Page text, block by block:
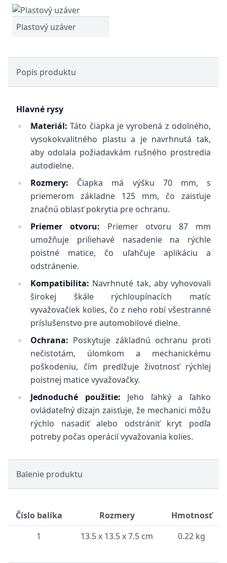
Plastový uzáver
Popis produktu
Hlavné rysy
Materiál: Táto čiapka je vyrobená z odolného,
vysokokvalitného plastu a je navrhnutá tak,
aby odolala požiadavkám rušného prostredia
autodielne.
Rozmery: Čiapka má výšku 70 mm, s
priemerom základne 125 mm, čo zaisťuje
značnú oblasť pokrytia pre ochranu.
Priemer otvoru: Priemer otvoru 87 mm
umožňuje priliehavé nasadenie na rýchle
poistné matice, čo uľahčuje aplikáciu a
odstránenie.
Kompatibilita: Navrhnuté tak, aby vyhovovali
širokej škále rýchloupínacích matíc
vyvažovačiek kolies, čo z neho robí všestranné
príslušenstvo pre automobilové dielne.
Ochrana: Poskytuje základnú ochranu proti
nečistotám, úlomkom a mechanickému
poškodeniu, čím predlžuje životnosť rýchlej
poistnej matice vyvažovačky.
Jednoduché použitie: Jeho ľahký a ľahko
ovládateľný dizajn zaisťuje, že mechanici môžu
rýchlo nasadiť alebo odstrániť kryt podľa
potreby počas operácií vyvažovania kolies.
Balenie produktu
Číslo balíka Rozmery
Hmotnosť
1
13.5 x 13.5 x 7.5 cm 0.22 kg